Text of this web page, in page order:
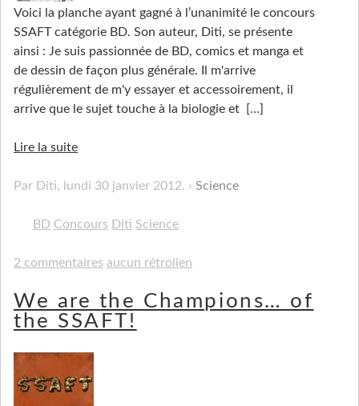
Voici la planche ayant gagné à l’unanimité le concours
SSAFT catégorie BD. Son auteur, Diti, se présente
ainsi : Je suis passionnée de BD, comics et manga et
de dessin de façon plus générale. Il m'arrive
régulièrement de m'y essayer et accessoirement, il
arrive que le sujet touche à la biologie et
[…]
Lire la suite
Par Diti, lundi 30 janvier 2012. Science
BD Concours Diti Science
2 commentaires aucun rétrolien
We are the Champions… of
the SSAFT!